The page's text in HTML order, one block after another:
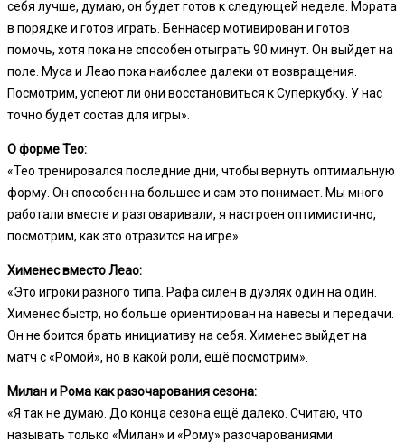
себя лучше, думаю, он будет готов к следующей неделе. Мората
в порядке и готов играть. Беннасер мотивирован и готов
помочь, хотя пока не способен отыграть 90 минут. Он выйдет на
поле. Муса и Леао пока наиболее далеки от возвращения.
Посмотрим, успеют ли они восстановиться к Суперкубку. У нас
точно будет состав для игры».
О форме Тео:
«Тео тренировался последние дни, чтобы вернуть оптимальную
форму. Он способен на большее и сам это понимает. Мы много
работали вместе и разговаривали, я настроен оптимистично,
посмотрим, как это отразится на игре».
Xименес вместо Леао:
«Это игроки разного типа. Рафа силён в дуэлях один на один.
Xименес быстр, но больше ориентирован на навесы и передачи.
Он не боится брать инициативу на себя. Xименес выйдет на
матч с «Ромой», но в какой роли, ещё посмотрим».
Милан и Рома как разочарования сезона:
«Я так не думаю. До конца сезона ещё далеко. Считаю, что
называть только «Милан» и «Рому» разочарованиями